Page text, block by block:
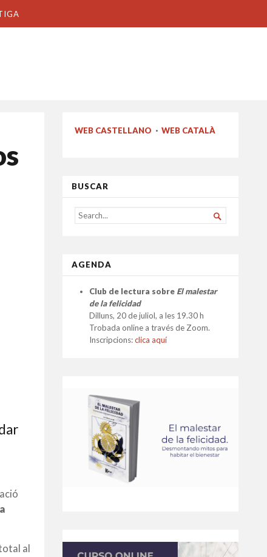
al
WEB CASTELLANO · WEB CATALÀ
BUSCAR
SEARCH
FOR...

AGENDA
Club de lectura sobre El malestar
de la felicidad
Dilluns, 20 de juliol, a les 19.30 h
Trobada online a través de Zoom.
Inscripcions:clica aquí